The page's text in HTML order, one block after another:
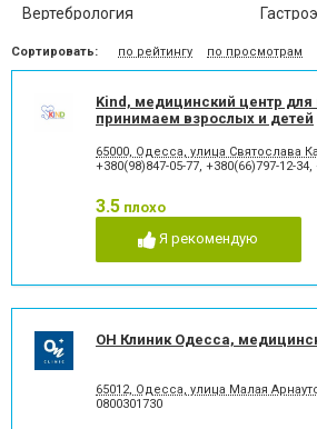
Вертебрология
Гепатология
Маммология
Микология
Нейрохирургия
Остеопатия
Педиатрия
Реаниматология
Трихология
Флебология
Частные клиники
Эндокринология
Сортировать: по рейтингу по просмотрам
Kind, медицинский центр
принимаем взрослых и детей
65000, Одесса, улица Святослава
+380(98)847-05-77, +380(66)797-12-34,
3.5 плохо
Я рекомендую
ОН Клиник Одесса,
65012, Одесса, улица Малая
0800301730